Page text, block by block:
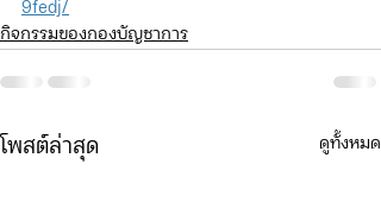
9fedj/
กิจกรรมของกองบัญชาการ
โพสต์ล่าสุด ดูทั้งหมด